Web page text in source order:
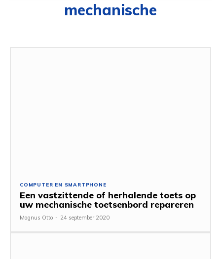
mechanische
COMPUTER EN SMARTPHONE
Een vastzittende of herhalende toets op
uw mechanische toetsenbord repareren
Magnus Otto - 24 september 2020